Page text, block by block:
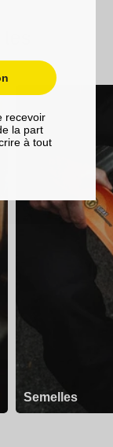
Semelles
recevoir
la part
à tout